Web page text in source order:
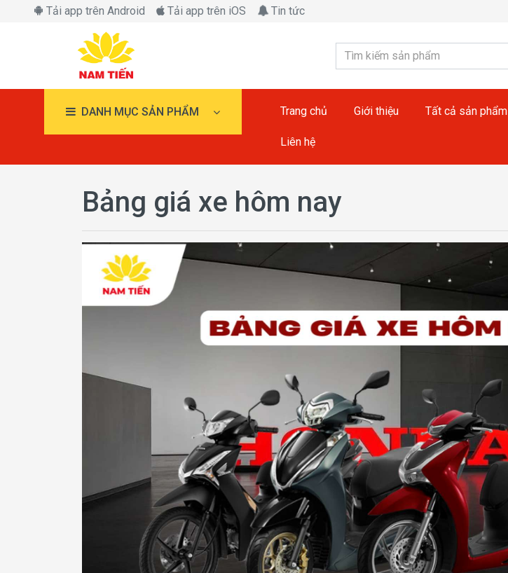
Tải app trên Android Tải app trên iOS Tin tức
DANH MỤC SẢN PHẨM Trang chủ Giới thiệu Tất cả sản phẩm
Liên hệ
Bảng giá xe hôm nay